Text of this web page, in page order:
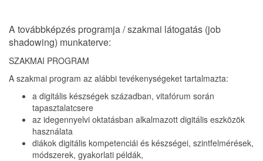
A továbbképzés programja / szakmai látogatás (job
shadowing) munkaterve:
SZAKMAI PROGRAM
A szakmai program az alábbi tevékenységeket tartalmazta:
a digitális készségek században, vitafórum során
tapasztalatcsere
az idegennyelvi oktatásban alkalmazott digitális eszközök
használata
diákok digitális kompetenciái és készségei, szintfelmérések,
módszerek, gyakorlati példák,